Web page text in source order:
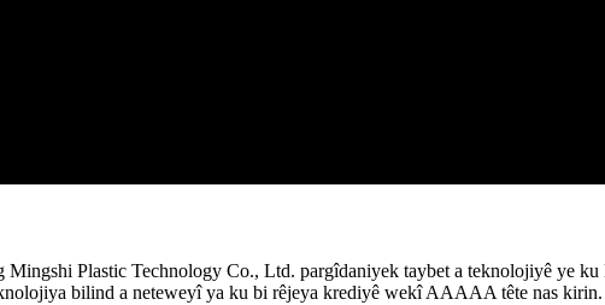
Mingshi Plastic Technology Co., Ltd. pargîdaniyek taybet a teknolojiyê ye
bilind a neteweyî ya ku bi rêjeya krediyê wekî AAAAA tête nas kirin.